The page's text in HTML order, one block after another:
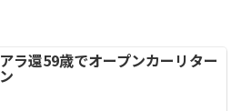
アラ還59歳でオープンカーリター
ン